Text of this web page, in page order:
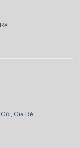
Giá Rẻ